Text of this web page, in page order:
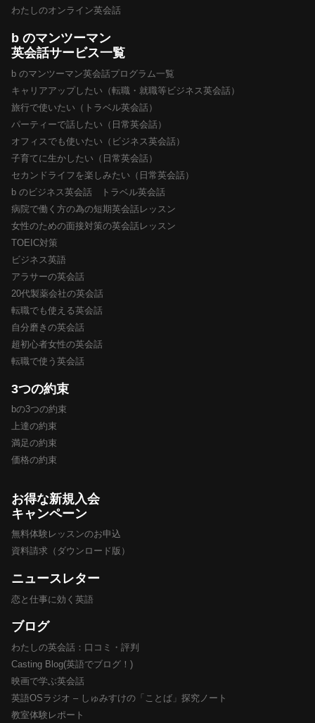
わたしのオンライン英会話
b のマンツーマン
英会話サービス一覧
b のマンツーマン英会話プログラム一覧
キャリアアップしたい（転職・就職等ビジネス英会話）
旅行で使いたい（トラベル英会話）
パーティーで話したい（日常英会話）
オフィスでも使いたい（ビジネス英会話）
子育てに生かしたい（日常英会話）
セカンドライフを楽しみたい（日常英会話）
b のビジネス英会話 トラベル英会話
病院で働く方の為の短期英会話レッスン
女性のための面接対策の英会話レッスン
TOEIC対策
ビジネス英語
アラサーの英会話
20代製薬会社の英会話
転職でも使える英会話
自分磨きの英会話
超初心者女性の英会話
転職で使う英会話
3つの約束
bの3つの約束
上達の約束
満足の約束
価格の約束
お得な新規入会
キャンペーン
無料体験レッスンのお申込
資料請求（ダウンロード版）
ニュースレター
恋と仕事に効く英語
ブログ
わたしの英会話：口コミ・評判
Casting Blog(英語でブログ！)
映画で学ぶ英会話
英語OSラジオ – しゅみすけの「ことば」探究ノート
教室体験レポート